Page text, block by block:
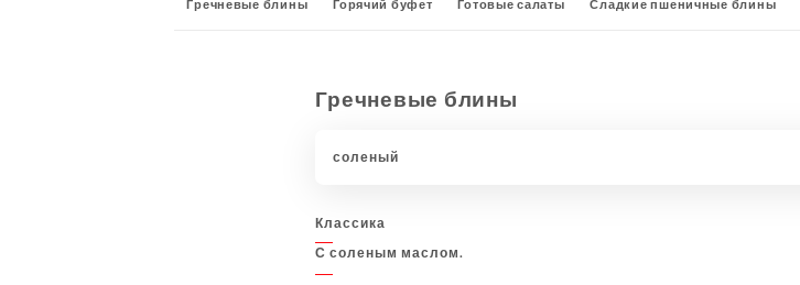
Гречневые блины Горячий буфет Готовые салаты Сладкие пшеничные блины
Гречневые блины
соленый
Классика
С соленым маслом.